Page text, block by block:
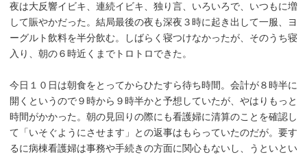
夜は大反響イビキ、連続イビキ、独り言、いろいろで、いつもに増
して賑やかだった。結局最後の夜も深夜３時に起き出して一服、ヨ
ーグルト飲料を半分飲む。しばらく寝つけなかったが、そのうち寝
入り、朝の６時近くまでトロトロできた。
今日１０日は朝食をとってからひたすら待ち時間。会計が８時半に
開くというので９時から９時半かと予想していたが、やはりもっと
時間がかかった。朝の見回りの際にも看護婦に清算のことを確認し
て「いそぐようにさせます」との返事はもらっていたのだが。要す
るに病棟看護婦は事務や手続きの方面に関心もないし、うといとい